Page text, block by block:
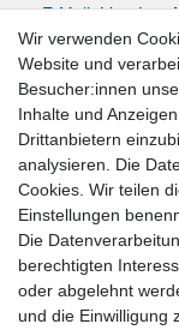
E-Mail:
VORNAME
E-MAIL **
Newsletter
Honig
Hiermit bestätige ich,
Einwilligung kann ich
Wir verwenden
Website und
Besucher:innen
Inhalte und
Drittanbietern
analysieren. Die
Cookies. Wir teilen
Einstellungen
Die
berechtigten
oder abgelehnt
und die Einwilligung